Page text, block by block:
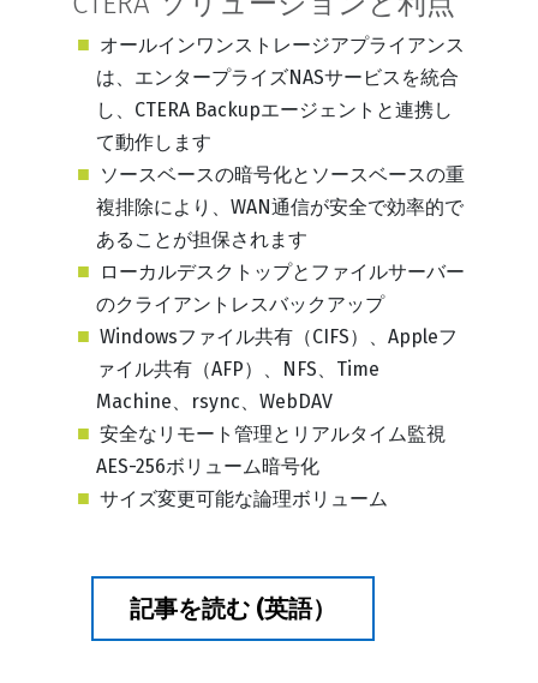
オールインワンストレージアプライアンス
は、エンタープライズNASサービスを統合
し、CTERA Backupエージェントと連携し
て動作します
ソースベースの暗号化とソースベースの重
複排除により、WAN通信が安全で効率的で
あることが担保されます
ローカルデスクトップとファイルサーバー
のクライアントレスバックアップ
Windowsファイル共有（CIFS）、Appleフ
ァイル共有（AFP）、NFS、Time
Machine、rsync、WebDAV
安全なリモート管理とリアルタイム監視
AES-256ボリューム暗号化
サイズ変更可能な論理ボリューム
記事を読む (英語）